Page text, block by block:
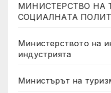
МИНИСТЕРСТВО НА
СОЦИАЛНАТА
Министерството на
индустрията
Министърът на